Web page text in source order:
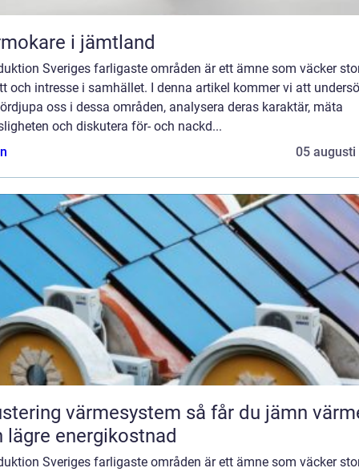
i jämtland
Sveriges farligaste områden är ett ämne som väcker
och intresse i samhället. I denna artikel kommer vi att
oss i dessa områden, analysera deras karaktär, mäta
och diskutera för- och nackd...
05 augusti
värmesystem så får du jämn värme
lägre energikostnad
Sveriges farligaste områden är ett ämne som väcker